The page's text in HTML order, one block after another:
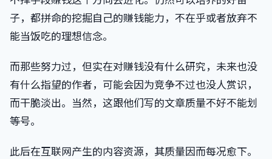
子，都拼命的挖掘自己的赚钱能力，不在乎或者放弃不
能当饭吃的理想信念。
而那些努力过，但实在对赚钱没有什么研究，未来也没
有什么指望的作者，可能会因为竞争不过也没人赏识，
而干脆淡出。当然，这跟他们写的文章质量不好不能划
等号。
此后在互联网产生的内容资源，其质量因而每况愈下。